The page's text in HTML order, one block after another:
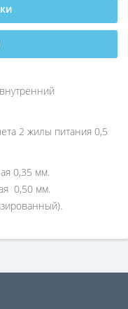
2 жилы питания 0,5
0,35 мм.
0,50 мм.